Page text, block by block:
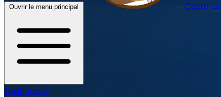
Ouvrir le menu principal Castorus
Dashboard